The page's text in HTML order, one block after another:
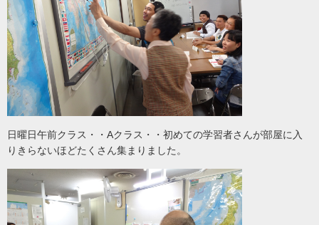
日曜日午前クラス・・Aクラス・・初めての学習者さんが部屋に入
りきらないほどたくさん集まりました。